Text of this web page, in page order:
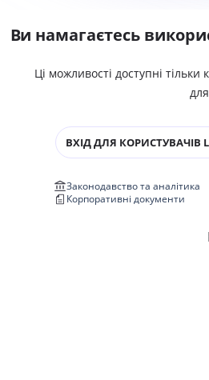
Ви намагаєтесь
Ці можливості доступні
ВХІД ДЛЯ КОРИСТУВАЧІВ
Законодавство та аналітика
Корпоративні документи